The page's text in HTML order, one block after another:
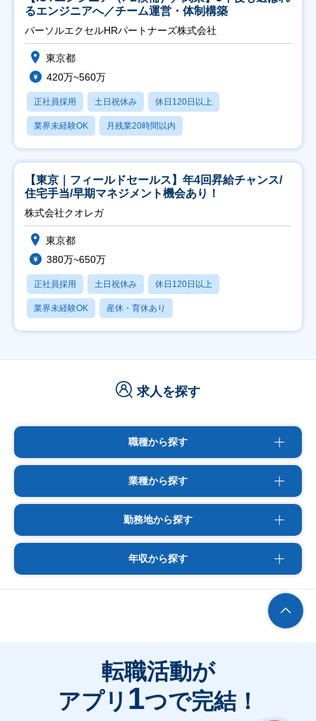
るエンジニアへ／チーム運営・体制構築
パーソルエクセルHRパートナーズ株式会社
東京都
420万~560万
正社員採用 土日祝休み 休日120日以上
業界未経験OK 月残業20時間以内
【東京｜フィールドセールス】年4回昇給チャンス/
住宅手当/早期マネジメント機会あり！
株式会社クオレガ
東京都
380万~650万
正社員採用 土日祝休み 休日120日以上
業界未経験OK 産休・育休あり
求人を探す
職種から探す
業種から探す
勤務地から探す
年収から探す
転職活動が
アプリ 1つで完結！